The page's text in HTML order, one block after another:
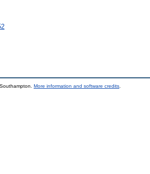
More information and software credits